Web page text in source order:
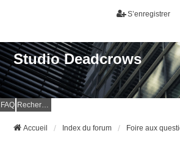
S’enregistrer
Studio Deadcrows
FAQ Rechercher
Accueil Index du forum